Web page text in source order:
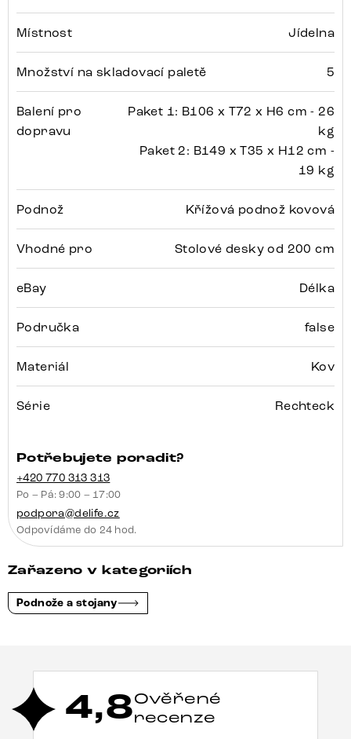
Místnost Jídelna
Množství na skladovací paletě 5
Balení pro
dopravu
Paket 1: B106 x T72 x H6 cm - 26
kg
Paket 2: B149 x T35 x H12 cm -
19 kg
Podnož Křížová podnož kovová
Vhodné pro Stolové desky od 200 cm
eBay Délka
Područka false
Materiál Kov
Série Rechteck
Potřebujete poradit?
+420 770 313 313
Po – Pá: 9:00 – 17:00
podpora@delife.cz
Odpovídáme do 24 hod.
Zařazeno v kategoriích
Podnože a stojany
4,8Ověřené
recenze